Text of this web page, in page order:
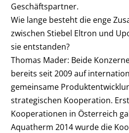
Geschäftspartner.
Wie lange besteht die enge
zwischen Stiebel Eltron und
sie entstanden?
Thomas Mader: Beide
bereits seit 2009 auf
gemeinsame
strategischen Kooperation.
Kooperationen in Österreich
Aquatherm 2014 wurde die